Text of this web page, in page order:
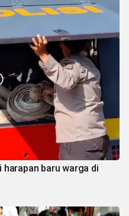
harapan baru warga di